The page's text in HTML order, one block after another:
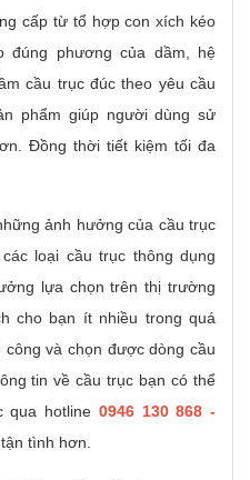
cấp từ tổ hợp con xích kéo
đúng phương của dầm, hệ
cầu trục đúc theo yêu cầu
phẩm giúp người dùng sử
Đồng thời tiết kiệm tối đa
ảnh hưởng của cầu trục
loại cầu trục thông dụng
lựa chọn trên thị trường
cho bạn ít nhiều trong quá
và chọn được dòng cầu
tin về cầu trục bạn có thể
qua hotline 0946 130 868 -
tình hơn.